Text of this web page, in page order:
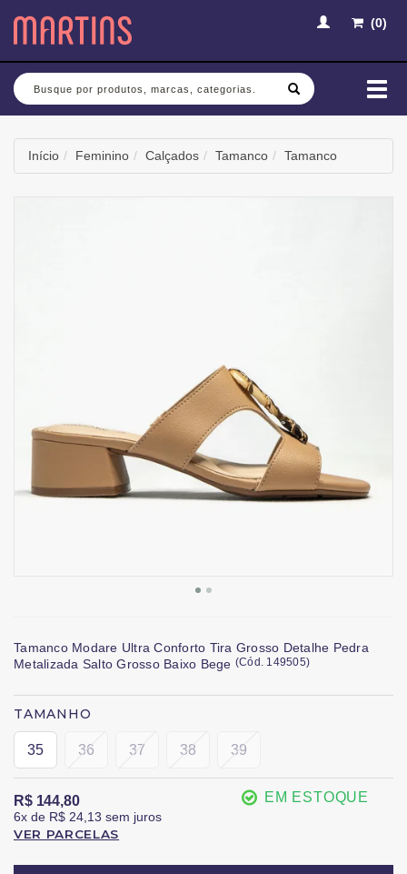
(0)
Busca
Início Feminino Calçados Tamanco Tamanco
Tamanco Modare Ultra Conforto Tira Grosso Detalhe Pedra
Metalizada Salto Grosso Baixo Bege (Cód. 149505)
TAMANHO
35 36 37 38 39
R$ 144,80
6x de R$ 24,13 sem juros
VER PARCELAS
EM ESTOQUE